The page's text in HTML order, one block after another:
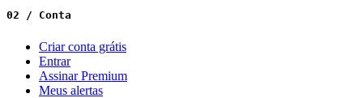
02 / Conta
Criar conta grátis
Entrar
Assinar Premium
Meus alertas